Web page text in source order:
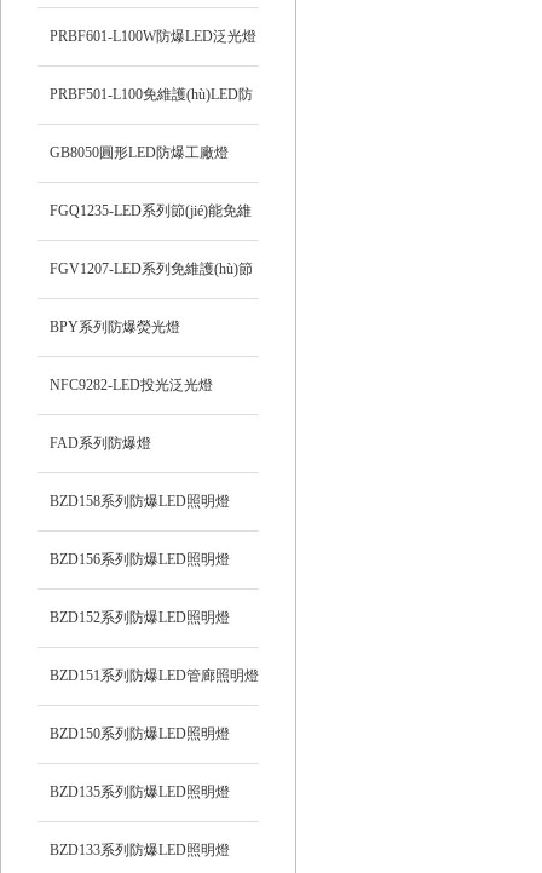
PRBF601-L100W防爆LED泛光燈
PRBF501-L100免維護(hù)LED防
爆投光燈
GB8050圓形LED防爆工廠燈
FGQ1235-LED系列節(jié)能免維
護(hù)防爆投光燈
FGV1207-LED系列免維護(hù)節
(jié)能防爆燈
BPY系列防爆熒光燈
NFC9282-LED投光泛光燈
FAD系列防爆燈
BZD158系列防爆LED照明燈
BZD156系列防爆LED照明燈
BZD152系列防爆LED照明燈
BZD151系列防爆LED管廊照明燈
BZD150系列防爆LED照明燈
BZD135系列防爆LED照明燈
BZD133系列防爆LED照明燈